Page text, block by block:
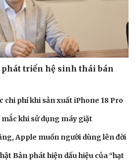
Nhà đẹp
Blog
Tình yêu - Gia đình
triển hệ sinh thái bán
chi phí khi sản xuất iPhone 18 Pro
khi sử dụng máy giặt
Apple muốn người dùng lên đời
Bản phát hiện dấu hiệu của “hạt